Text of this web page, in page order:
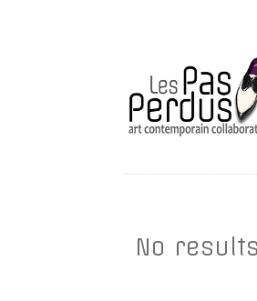
No results